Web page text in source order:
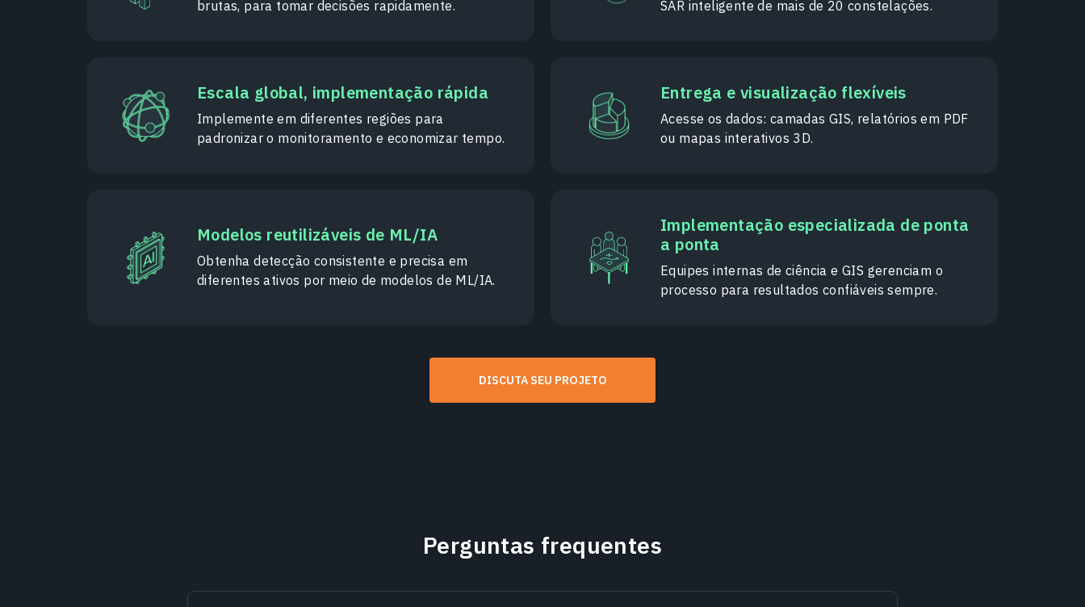
brutas, para tomar decisões rapidamente.
SAR inteligente de mais de 20 constelações.
Escala global, implementação rápida
Implemente em diferentes regiões para
padronizar o monitoramento e economizar tempo.
Entrega e visualização flexíveis
Acesse os dados: camadas GIS, relatórios em PDF
ou mapas interativos 3D.
Modelos reutilizáveis de ML/IA
Obtenha detecção consistente e precisa em
diferentes ativos por meio de modelos de ML/IA.
Implementação especializada de ponta
a ponta
Equipes internas de ciência e GIS gerenciam o
processo para resultados confiáveis sempre.
DISCUTA SEU PROJETO
Perguntas frequentes